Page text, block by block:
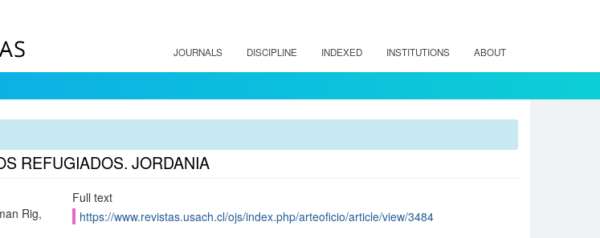
JOURNALS DISCIPLINE INDEXED INSTITUTIONS ABOUT
REFUGIADOS. JORDANIA
Rig,
Full text
https://www.revistas.usach.cl/ojs/index.php/arteoficio/article/view/3484